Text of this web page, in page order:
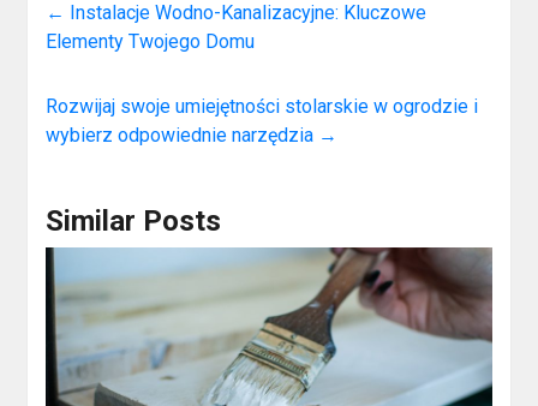
←
Instalacje Wodno-Kanalizacyjne: Kluczowe
Elementy Twojego Domu
Rozwijaj swoje umiejętności stolarskie w ogrodzie i
wybierz odpowiednie narzędzia →
Similar Posts